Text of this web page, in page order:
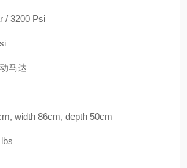
/ 3200 Psi
马达
width 86cm, depth 50cm